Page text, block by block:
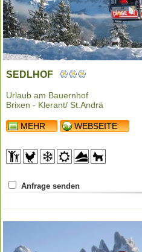
SEDLHOF
Urlaub am Bauernhof
Brixen - Klerant/ St.Andrä
MEHR WEBSEITE
Anfrage senden